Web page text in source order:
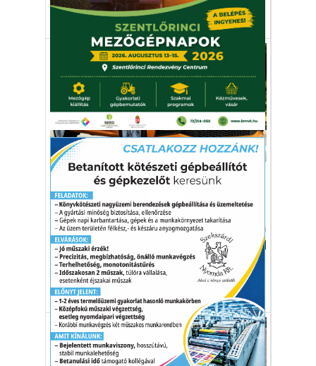
Skoda Slavia újdonság
Autó-Motor
Ha ritkán akar tankolni, jó
választás a Skoda Fabia
A VW konszern cseh márkájának újdonsága
dízelmotor nélkül is igen komoly hatótávval
büszkélkedhet.
Skoda Fabia